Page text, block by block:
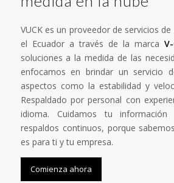
VUCK es un proveedor de servicios
el Ecuador a través de la marca
soluciones a la medida de las
enfocamos en brindar un servicio
aspectos como la estabilidad y
Respaldado por personal con
idioma. Cuidamos tu
respaldos continuos, porque
es para ti y tu empresa.
Comienza ahora